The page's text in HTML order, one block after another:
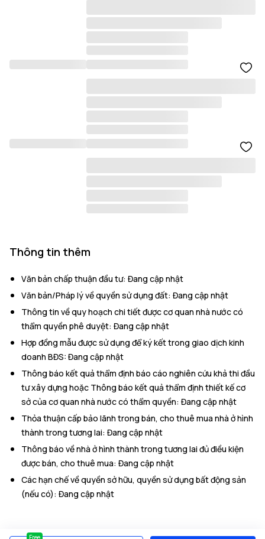
Thông tin thêm
Văn bản chấp thuận đầu tư: Đang cập nhật
Văn bản/Pháp lý về quyền sử dụng đất: Đang cập nhật
Thông tin về quy hoạch chi tiết được cơ quan nhà nước có
thẩm quyền phê duyệt: Đang cập nhật
Hợp đồng mẫu được sử dụng để ký kết trong giao dịch kinh
doanh BĐS: Đang cập nhật
Thông báo kết quả thẩm định báo cáo nghiên cứu khả thi đầu
tư xây dựng hoặc Thông báo kết quả thẩm định thiết kế cơ
sở của cơ quan nhà nước có thẩm quyền: Đang cập nhật
Thỏa thuận cấp bảo lãnh trong bán, cho thuê mua nhà ở hình
thành trong tương lai: Đang cập nhật
Thông báo về nhà ở hình thành trong tương lai đủ điều kiện
được bán, cho thuê mua: Đang cập nhật
Các hạn chế về quyền sở hữu, quyền sử dụng bất động sản
(nếu có): Đang cập nhật
Free